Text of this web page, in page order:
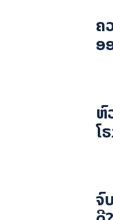
ຄ
ອ
ຫົ
ໂ
ຈົ